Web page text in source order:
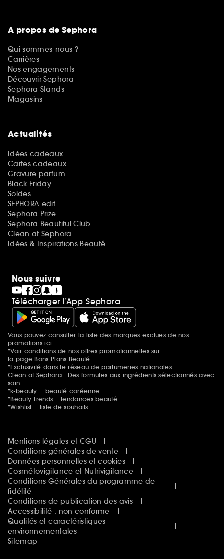
A propos de Sephora
Qui sommes-nous ?
Carrières
Nos engagements
Découvrir Sephora
Sephora Stands
Magasins
Actualités
Idées cadeaux
Cartes cadeaux
Gravure parfum
Black Friday
Soldes
SEPHORA edit
Sephora Prize
Sephora Beautiful Club
Clean at Sephora
Idées & Inspirations Beauté
Nous suivre
Télécharger l’App Sephora
Mentions additionnelles
Vous pouvez consulter la liste des marques exclues de nos
promotionsici.
*Voir conditions de nos offres promotionnelles sur
la page Bons Plans Beauté.
*Exclusivité dans le réseau de parfumeries nationales.
Clean at Sephora : Des formules aux ingrédients sélectionnés avec
soin
*k-beauty = beauté coréenne
*Beauty Trends = tendances beauté
*Wishlist = liste de souhaits
Mentions légales et CGU
Conditions générales de vente
Données personnelles et cookies
Cosmétovigilance et Nutrivigilance
Conditions Générales du programme de
fidélité
Conditions de publication des avis
Accessibilité : non conforme
Qualités et caractéristiques
environnementales
Sitemap